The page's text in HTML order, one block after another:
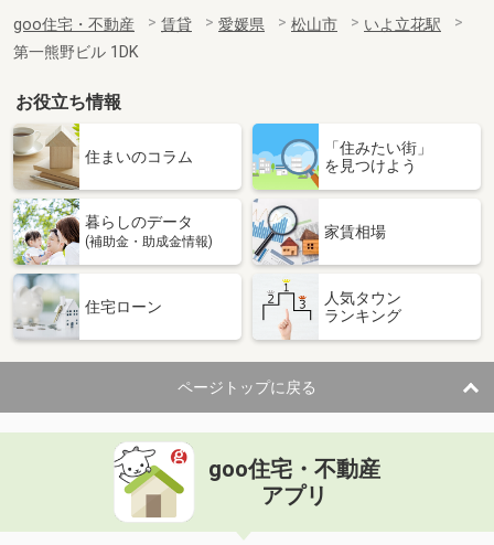
goo住宅・不動産 賃貸 愛媛県 松山市
いよ立花駅
第一熊野ビル 1DK
お役立ち情報
住まいのコラム
「住みたい街」
を見つけよう
暮らしのデータ
(補助金・助成金情報)
家賃相場
住宅ローン
人気タウン
ランキング
ページトップに戻る
goo住宅・不動産
アプリ